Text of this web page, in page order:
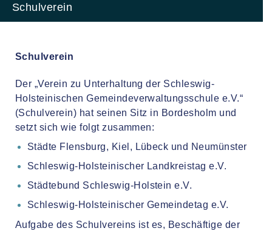
Schulverein
Schulverein
Der „Verein zu Unterhaltung der Schleswig-
Holsteinischen Gemeindeverwaltungsschule e.V.“
(Schulverein) hat seinen Sitz in Bordesholm und
setzt sich wie folgt zusammen:
Städte Flensburg, Kiel, Lübeck und Neumünster
Schleswig-Holsteinischer Landkreistag e.V.
Städtebund Schleswig-Holstein e.V.
Schleswig-Holsteinischer Gemeindetag e.V.
Aufgabe des Schulvereins ist es, Beschäftige der